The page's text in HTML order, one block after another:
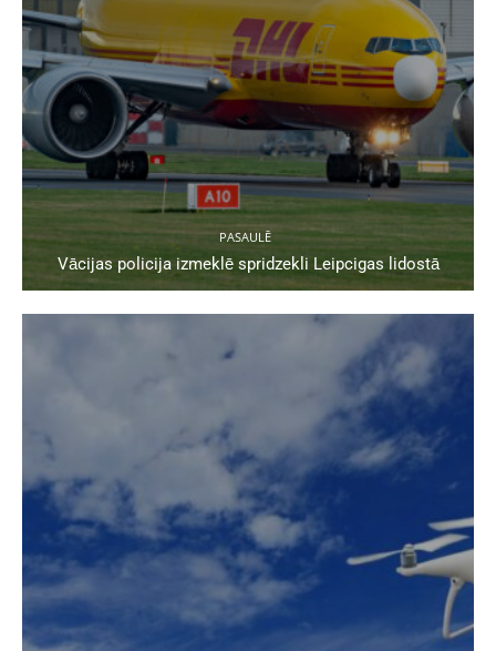
PASAULĒ
Vācijas policija izmeklē spridzekli Leipcigas lidostā